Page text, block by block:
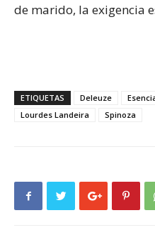
de marido, la exigencia
ETIQUETAS Deleuze
Lourdes Landeira
Spinoza